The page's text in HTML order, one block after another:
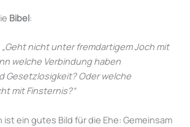
Bibel:
„Geht nicht unter fremdartigem Joch mit
welche Verbindung haben
Gesetzlosigkeit? Oder welche
mit Finsternis?“
ist ein gutes Bild für die Ehe: Gemeinsam